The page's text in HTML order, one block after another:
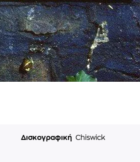
Δισκογραφική Chiswick